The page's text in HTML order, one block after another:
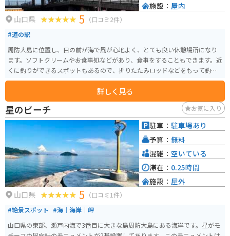
山口県 5 （口コミ2件）
#道の駅
周防大島に位置し、目の前が海で風が心地よく、とても良い休憩場所になり
ます。ソフトクリームやお食事処などがあり、食事をすることもできます。近
くに釣りができるスポットもあるので、折りたたみロッドなどをもって釣り
をしに行くのも良いかもしれません。
詳しく見る
施設： 屋内
星のビーチ お気に入り
山口県 5 （口コミ1件）
#絶景スポット #海｜海岸｜岬
山口県の東部、瀬戸内海で3番目に大きな島周防大島にある海岸です。星がモ
駐車： 駐車場あり
予算： 無料
混雑： 空いている
滞在： 0.25時間
施設： 屋外